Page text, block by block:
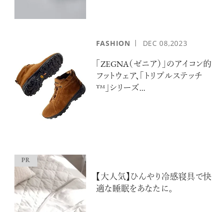
FASHION DEC 08,2023
「ZEGNA（ゼニア）」のアイコン的
フットウェア、「トリプルステッチ
™」シリーズ...
【大人気】ひんやり冷感寝具で快
適な睡眠をあなたに。